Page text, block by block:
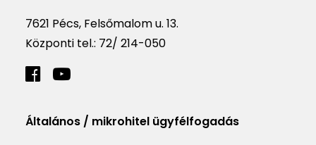
7621 Pécs, Felsőmalom u. 13.
Központi tel.: 72/ 214-050
Általános / mikrohitel ügyfélfogadás